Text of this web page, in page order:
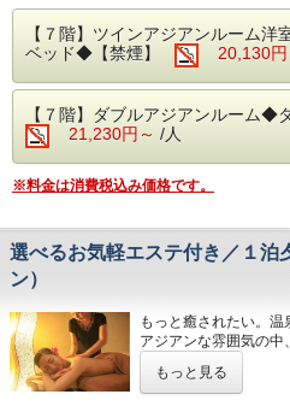
◆エステ・岩盤浴・貸
事前予約制でございま
詳細につきましては
ださい。
レストラン「The
洋食を中心としたお料
朝食は相模湾から昇
フェをお楽しみくださ
※炙ってお召し上がり
ただけます。
※内容・品数は時期に
予めご了承ください
・朝食 7:00～ 9:30（
◆大浴場
良質な熱海温泉を是非
源泉かけ流しの露天
なること間違いなしで
＊２名様以上は、予
ない場合がございます
＊妊娠中の方は当プラ
＊当プランは大人の方
お子様が含まれる場
ります。
お部屋から見る景色は
相模湾から昇る朝日や
※３歳未満のお子様が
ファースペースにご自
す。
◆お食事
【７階】ツインアジアンルーム
ベッド◆【禁煙】
20,130円
【７階】ダブルアジアンルーム
21,230円～ /人
※料金は消費税込み価格です。
選べるお気軽エステ付き／１泊
ン）
もっと癒されたい。温
アジアンな雰囲気の中
ねてみてください。
もっと見る